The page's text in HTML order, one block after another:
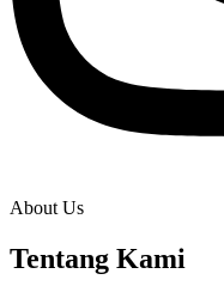
About Us
Tentang Kami